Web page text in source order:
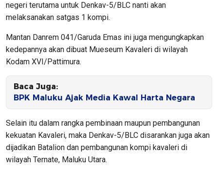
negeri terutama untuk Denkav-5/BLC nanti akan
melaksanakan satgas 1 kompi.
Mantan Danrem 041/Garuda Emas ini juga mengungkapkan
kedepannya akan dibuat Mueseum Kavaleri di wilayah
Kodam XVI/Pattimura.
Baca Juga:
BPK Maluku Ajak Media Kawal Harta Negara
Selain itu dalam rangka pembinaan maupun pembangunan
kekuatan Kavaleri, maka Denkav-5/BLC disarankan juga akan
dijadikan Batalion dan pembangunan kompi kavaleri di
wilayah Ternate, Maluku Utara.